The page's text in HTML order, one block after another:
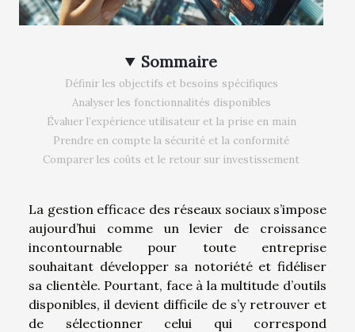
Sommaire
Définir les objectifs et besoins spécifiques
Analyser les fonctionnalités disponibles
Évaluer l’expérience utilisateur et la prise en main
Prendre en compte la sécurité et la conformité
Comparer les coûts et le retour sur investissement
La gestion efficace des réseaux sociaux s’impose
aujourd’hui comme un levier de croissance
incontournable pour toute entreprise
souhaitant développer sa notoriété et fidéliser
sa clientèle. Pourtant, face à la multitude d’outils
disponibles, il devient difficile de s’y retrouver et
de sélectionner celui qui correspond